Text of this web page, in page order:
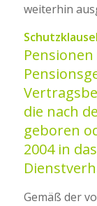
weiterhin
Schutzklausel
die nach
geboren
2004 in
Gemäß der